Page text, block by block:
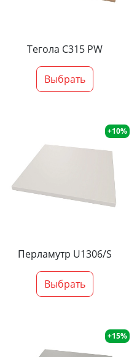
Тегола С315 PW
Выбрать
+10%
Перламутр U1306/S
Выбрать
+15%